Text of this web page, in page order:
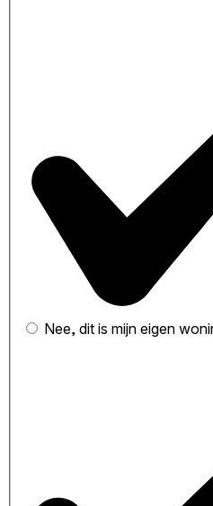
Nee, dit is mijn eigen